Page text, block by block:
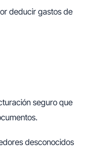
deducir gastos de
seguro que
desconocidos